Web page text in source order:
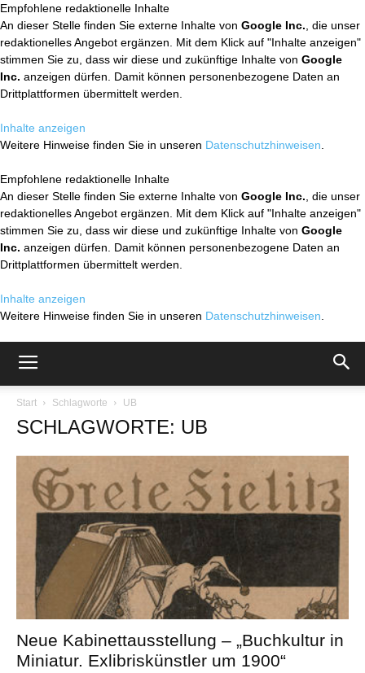
Empfohlene redaktionelle Inhalte
An dieser Stelle finden Sie externe Inhalte von Google Inc. , die unser
redaktionelles Angebot ergänzen. Mit dem Klick auf "Inhalte anzeigen"
stimmen Sie zu, dass wir diese und zukünftige Inhalte von Google
Inc. anzeigen dürfen. Damit können personenbezogene Daten an
Drittplattformen übermittelt werden.
Inhalte anzeigen
Weitere Hinweise finden Sie in unseren Datenschutzhinweisen
Empfohlene redaktionelle Inhalte
An dieser Stelle finden Sie externe Inhalte von Google Inc. , die unser
redaktionelles Angebot ergänzen. Mit dem Klick auf "Inhalte anzeigen"
stimmen Sie zu, dass wir diese und zukünftige Inhalte von Google
Inc. anzeigen dürfen. Damit können personenbezogene Daten an
Drittplattformen übermittelt werden.
Inhalte anzeigen
Weitere Hinweise finden Sie in unseren Datenschutzhinweisen
Start Schlagworte UB
SCHLAGWORTE: UB
Neue Kabinettausstellung – „Buchkultur in
Miniatur. Exlibriskünstler um 1900“